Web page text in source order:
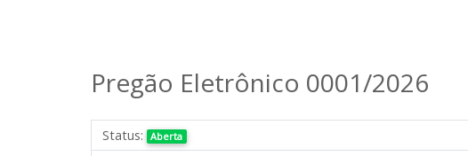
Pregão Eletrônico 0001/2026
Status: Aberta